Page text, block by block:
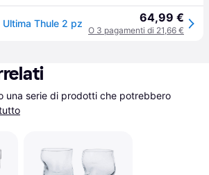
Thule 2 pz 64,99 €
O 3 pagamenti di 21,66 €
una serie di prodotti che potrebbero